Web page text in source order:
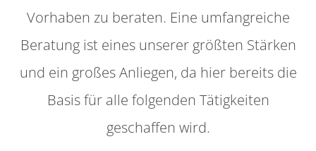
Vorhaben zu beraten. Eine umfangreiche
Beratung ist eines unserer größten Stärken
und ein großes Anliegen, da hier bereits die
Basis für alle folgenden Tätigkeiten
geschaffen wird.